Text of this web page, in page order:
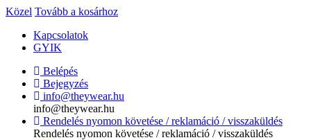
Közel Tovább a kosárhoz
Kapcsolatok
GYIK
Belépés
Bejegyzés
info@theywear.hu
info@theywear.hu
Rendelés nyomon követése / reklamáció / visszaküldés
Rendelés nyomon követése / reklamáció / visszaküldés